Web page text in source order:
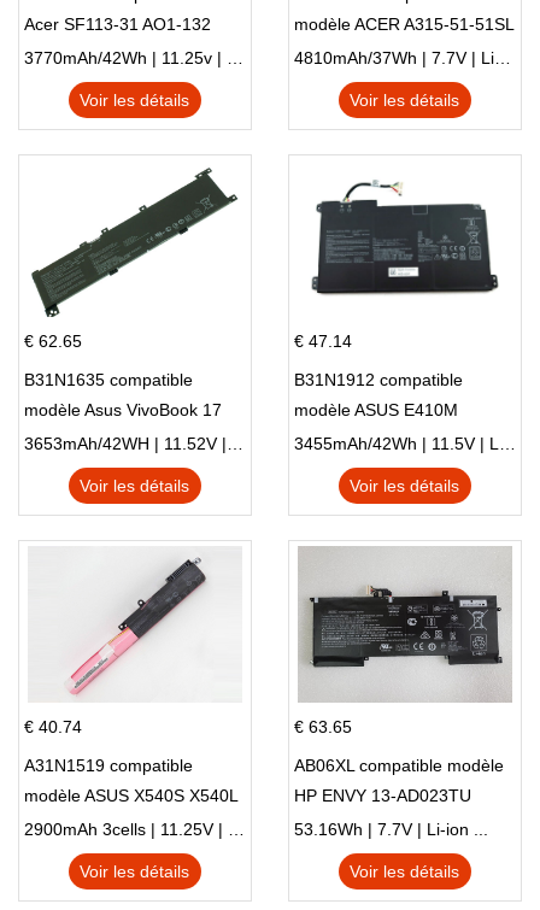
Acer SF113-31 AO1-132
NE132
3770mAh/42Wh | 11.25v | Li-ion ...
Voir les détails
modèle ACER A315-51-51SL
N17Q1 SERIES
4810mAh/37Wh | 7.7V | Li-ion ...
Voir les détails
€ 62.65
B31N1635 compatible
modèle Asus VivoBook 17
X705NC X705UA X705UV
X705UN X705UD
3653mAh/42WH | 11.52V | Li-ion ...
Voir les détails
€ 47.14
B31N1912 compatible
modèle ASUS E410M
E410MA L410MA
3455mAh/42Wh | 11.5V | Li-ion ...
Voir les détails
€ 40.74
A31N1519 compatible
modèle ASUS X540S X540L
X540LA-SI302 X540SA
X540S
2900mAh 3cells | 11.25V | Li-ion ...
Voir les détails
€ 63.65
AB06XL compatible modèle
HP ENVY 13-AD023TU
HSTNN-DB8C 921438-855
TPN-I128
53.16Wh | 7.7V | Li-ion ...
Voir les détails